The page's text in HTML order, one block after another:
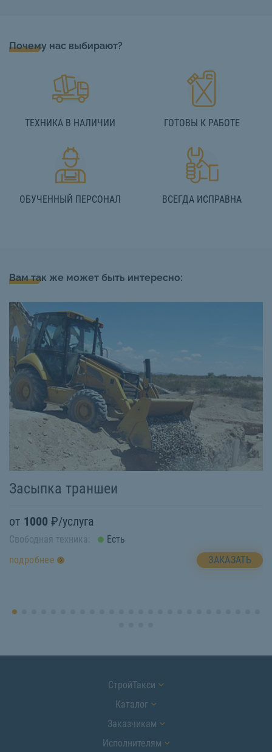
Почему нас выбирают?
ТЕХНИКА В НАЛИЧИИ ГОТОВЫ К РАБОТЕ
ОБУЧЕННЫЙ ПЕРСОНАЛ ВСЕГДА ИСПРАВНА
Вам так же может быть интересно:
Засыпка траншеи
от 1000 ₽/услуга
Свободная техника:
Есть
подробнее
ЗАКАЗАТЬ
СтройТакси
Каталог
Заказчикам
Исполнителям